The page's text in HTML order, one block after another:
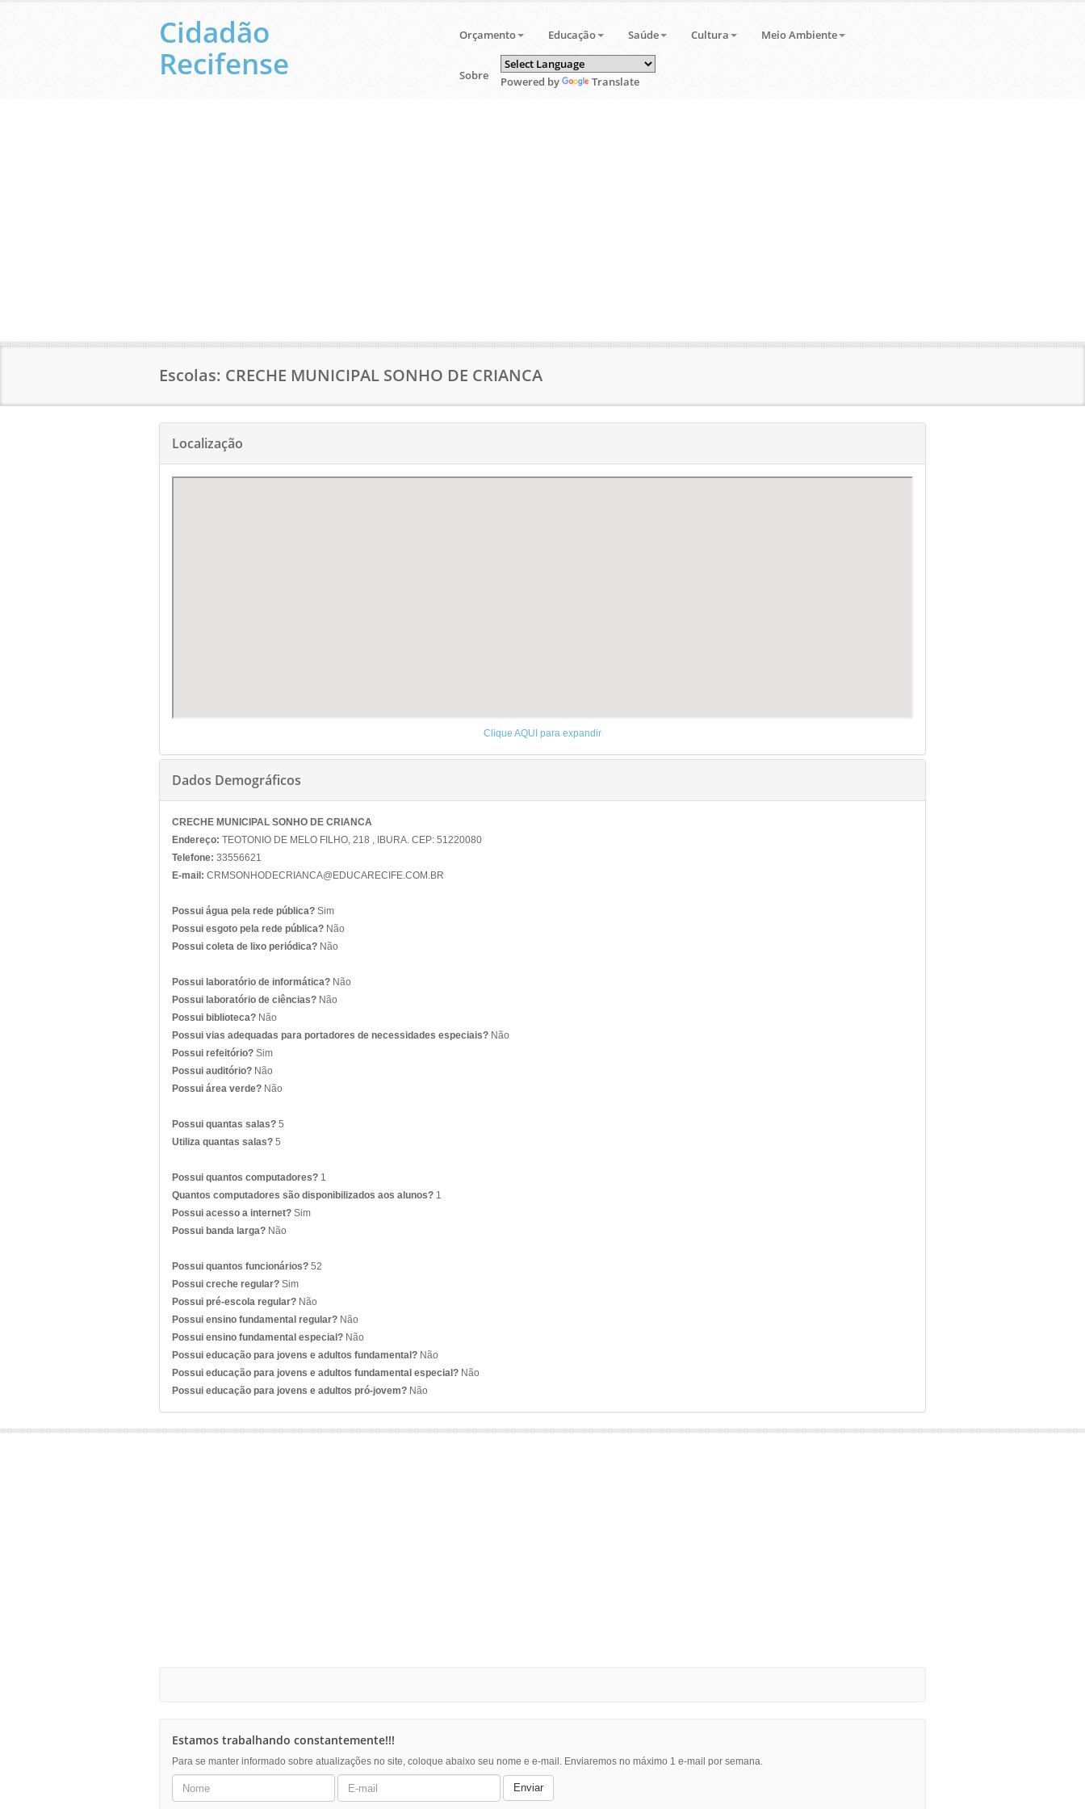
Cidadão
Recifense
Orçamento Educação Saúde Cultura Meio Ambiente
Sobre Powered by Translate
Escolas: CRECHE MUNICIPAL SONHO DE CRIANCA
Localização
Clique AQUI para expandir
Dados Demográficos
CRECHE MUNICIPAL SONHO DE CRIANCA
Endereço: TEOTONIO DE MELO FILHO, 218 , IBURA. CEP: 51220080
Telefone: 33556621
E-mail: CRMSONHODECRIANCA@EDUCARECIFE.COM.BR
Possui água pela rede pública? Sim
Possui esgoto pela rede pública? Não
Possui coleta de lixo periódica? Não
Possui laboratório de informática? Não
Possui laboratório de ciências? Não
Possui biblioteca? Não
Possui vias adequadas para portadores de necessidades especiais? Não
Possui refeitório? Sim
Possui auditório? Não
Possui área verde? Não
Possui quantas salas? 5
Utiliza quantas salas? 5
Possui quantos computadores? 1
Quantos computadores são disponibilizados aos alunos? 1
Possui acesso a internet? Sim
Possui banda larga? Não
Possui quantos funcionários? 52
Possui creche regular? Sim
Possui pré-escola regular? Não
Possui ensino fundamental regular? Não
Possui ensino fundamental especial? Não
Possui educação para jovens e adultos fundamental? Não
Possui educação para jovens e adultos fundamental especial? Não
Possui educação para jovens e adultos pró-jovem? Não
Estamos trabalhando constantemente!!!
Para se manter informado sobre atualizações no site, coloque abaixo seu nome e e-mail. Enviaremos no máximo 1 e-mail por semana.
Enviar